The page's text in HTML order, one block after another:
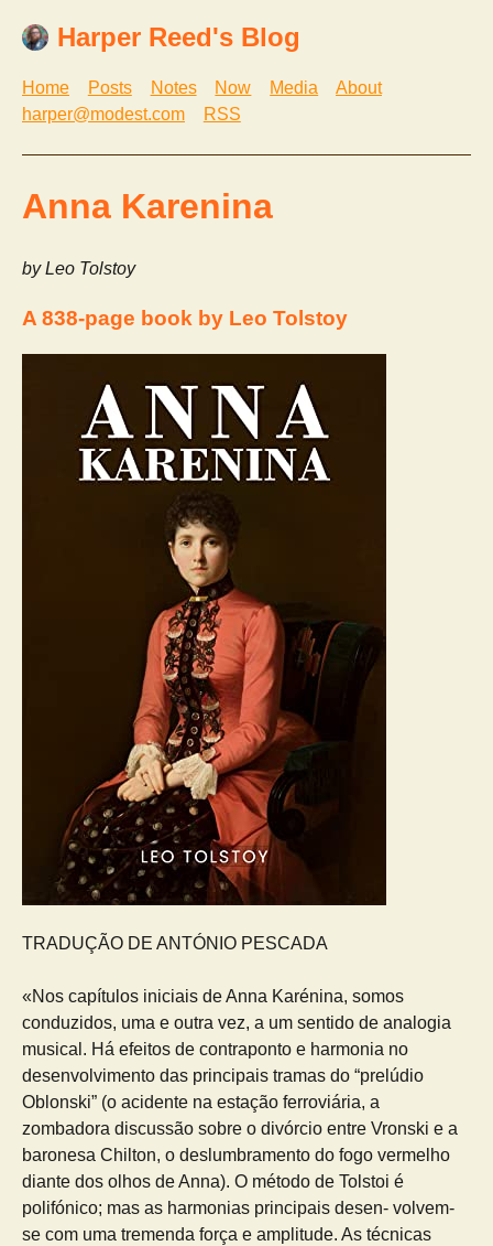
Harper Reed's Blog
Home Posts Notes Now Media
About
harper@modest.com
RSS
Anna Karenina
by Leo Tolstoy
A 838-page book by Leo Tolstoy
TRADUÇÃO DE ANTÓNIO PESCADA
«Nos capítulos iniciais de Anna Karénina, somos
conduzidos, uma e outra vez, a um sentido de analogia
musical. Há efeitos de contraponto e harmonia no
desenvolvimento das principais tramas do “prelúdio
Oblonski” (o acidente na estação ferroviária, a
zombadora discussão sobre o divórcio entre Vronski e a
baronesa Chilton, o deslumbramento do fogo vermelho
diante dos olhos de Anna). O método de Tolstoi é
polifónico; mas as harmonias principais desen- volvem-
se com uma tremenda força e amplitude. As técnicas